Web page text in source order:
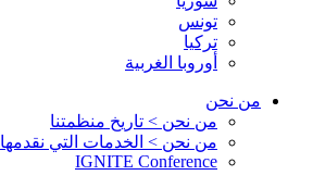
تونس
تركيا
أوروبا الغربية
من نحن
من نحن > تاريخ منظمتنا
من نحن > الخدمات التي نقدمها
IGNITE Conference